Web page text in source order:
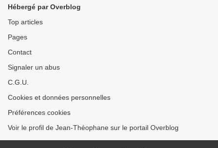
Hébergé par Overblog
Top articles
Pages
Contact
Signaler un abus
C.G.U.
Cookies et données personnelles
Préférences cookies
Voir le profil de Jean-Théophane sur le portail Overblog